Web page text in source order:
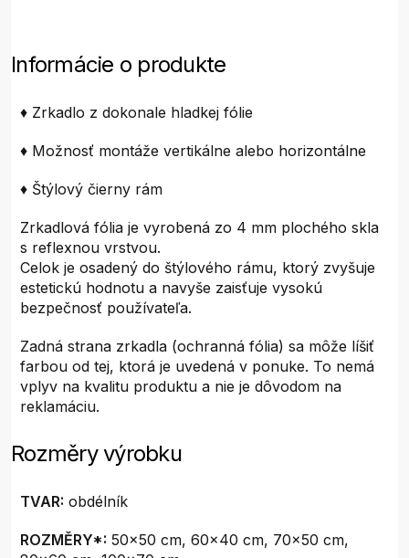
Informácie o produkte
♦ Zrkadlo z dokonale hladkej fólie
♦ Možnosť montáže vertikálne alebo horizontálne
♦ Štýlový čierny rám
Zrkadlová fólia je vyrobená zo 4 mm plochého skla
s reflexnou vrstvou.
Celok je osadený do štýlového rámu, ktorý zvyšuje
estetickú hodnotu a navyše zaisťuje vysokú
bezpečnosť používateľa.
Zadná strana zrkadla (ochranná fólia) sa môže líšiť
farbou od tej, ktorá je uvedená v ponuke. To nemá
vplyv na kvalitu produktu a nie je dôvodom na
reklamáciu.
Rozměry výrobku
TVAR: obdélník
ROZMĚRY*: 50x50 cm, 60x40 cm, 70x50 cm,